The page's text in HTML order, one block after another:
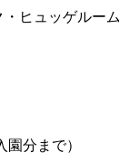
ヒュッゲルーム
分まで）